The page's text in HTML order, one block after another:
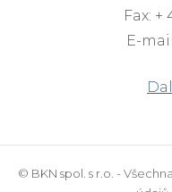
Fax: +
E-
© BKN spol. s r.o. -